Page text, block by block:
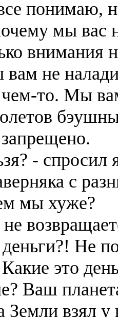
понимаю,
мы вас
внимания
не
то. Мы
- спросил
с
мы хуже?
Не
это
Ваш
Земли взял